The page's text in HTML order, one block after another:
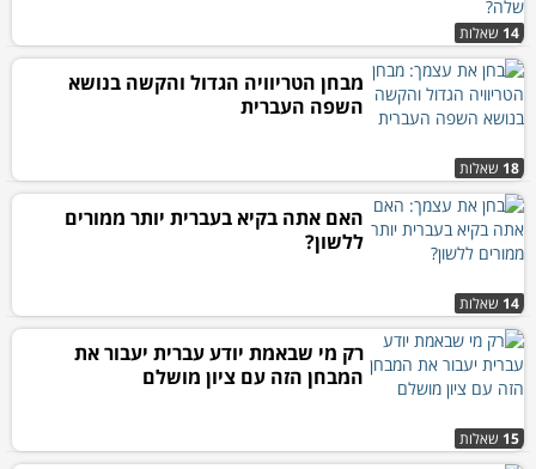
14 שאלות
18 שאלות
מבחן הטריוויה הגדול והקשה בנושא
השפה העברית
14 שאלות
האם אתה בקיא בעברית יותר ממורים
ללשון?
15 שאלות
רק מי שבאמת יודע עברית יעבור את
המבחן הזה עם ציון מושלם